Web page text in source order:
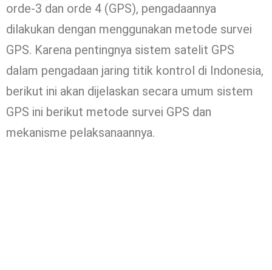
orde-3 dan orde 4 (GPS), pengadaannya
dilakukan dengan menggunakan metode survei
GPS. Karena pentingnya sistem satelit GPS
dalam pengadaan jaring titik kontrol di Indonesia,
berikut ini akan dijelaskan secara umum sistem
GPS ini berikut metode survei GPS dan
mekanisme pelaksanaannya.